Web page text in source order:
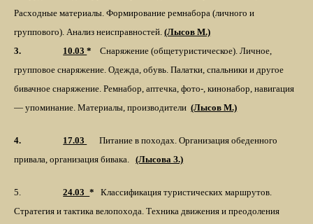
Расходные материалы. Формирование ремнабора (личного и
группового). Анализ неисправностей.(Лысов М.)
3.
10.03* Снаряжение (общетуристическое) . Личное,
групповое снаряжение. Одежда, обувь. Палатки, спальники и другое
бивачное снаряжение. Ремнабор, аптечка, фото-, кинонабор, навигация
— упоминание. Материалы, производители (Лысов М.)
4. 17.03
Питание в походах. Организация обеденного
привала, организация бивака.(Лысова З.)
5. 24.03_* Классификация туристических маршрутов.
Стратегия и тактика велопохода.Техника движения и преодоления